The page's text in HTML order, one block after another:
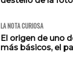
LA NOTA CURIOSA
El origen de uno
más básicos, el